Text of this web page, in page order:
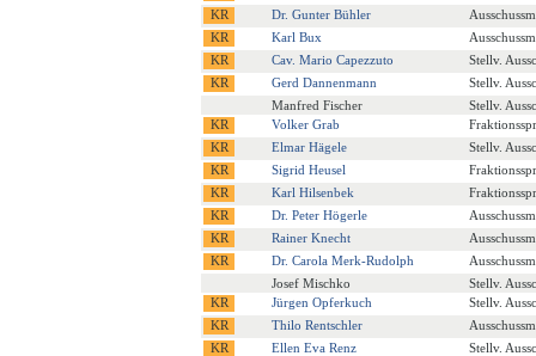
Dr. Gunter Bühler
Karl Bux
Cav. Mario Capezzuto
Stellv.
Gerd Dannenmann
Stellv.
Manfred Fischer
Stellv.
Volker Grab
Elmar Hägele
Stellv.
Sigrid Heusel
Karl Hilsenbek
Dr. Peter Högerle
Rainer Knecht
Dr. Carola Merk-Rudolph
Josef Mischko
Stellv.
Jürgen Opferkuch
Stellv.
Thilo Rentschler
Ellen Eva Renz
Stellv.